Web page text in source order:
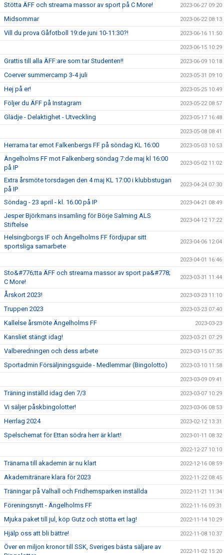
Stötta ÄFF och streama massor av sport på C More! 2023-06-27 09:20
Midsommar 2023-06-22 08:13
Vill du prova Gåfotboll 19:de juni 10-11:30?! 2023-06-16 11:50
2023-06-15 10:29
Grattis till alla ÄFF:are som tar Studenten!! 2023-06-09 10:18
Coerver summercamp 3-4 juli 2023-05-31 09:10
Hej på er! 2023-05-25 10:49
Följer du ÄFF på Instagram 2023-05-22 08:57
Glädje - Delaktighet - Utveckling 2023-05-17 16:48
2023-05-08 08:41
Herrarna tar emot Falkenbergs FF på söndag KL 16:00 2023-05-03 10:53
Ängelholms FF mot Falkenberg söndag 7:de maj kl 16:00
på IP
2023-05-02 11:02
Extra årsmöte torsdagen den 4 maj KL 17:00 i klubbstugan
på IP
2023-04-24 07:30
Söndag - 23 april - kl. 16.00 på IP 2023-04-21 08:49
Jesper Björkmans insamling för Börje Salming ALS
Stiftelse
2023-04-12 17:22
Helsingborgs IF och Ängelholms FF fördjupar sitt
sportsliga samarbete
2023-04-06 12:04
2023-04-01 16:46
Sto&#776;tta ÄFF och streama massor av sport pa&#778;
C More!
2023-03-31 11:44
Årskort 2023! 2023-03-23 11:10
Truppen 2023 2023-03-23 07:40
Kallelse årsmöte Ängelholms FF 2023-03-23
Kansliet stängt idag! 2023-03-21 07:29
Valberedningen och dess arbete 2023-03-15 07:35
Sportadmin Försäljningsguide - Medlemmar (Bingolotto) 2023-03-10 11:58
2023-03-09 09:41
Träning inställd idag den 7/3 2023-03-07 10:29
Vi säljer påskbingolotter! 2023-03-06 08:53
Herrlag 2024 2023-02-12 13:31
Spelschemat för Ettan södra herr är klart! 2023-01-11 08:32
2022-12-27 10:10
Tränarna till akademin är nu klart 2022-12-16 08:59
Akademitränare klara för 2023 2022-11-22 08:45
Träningar på Valhall och Fridhemsparken inställda 2022-11-21 11:34
Föreningsnytt - Ängelholms FF 2022-11-16 09:31
Mjuka paket till jul, köp Gutz och stötta ert lag! 2022-11-14 10:29
Hjälp oss att bli bättre! 2022-11-08 10:37
Över en miljon kronor till SSK, Sveriges bästa säljare av
2022-11-02 15:20